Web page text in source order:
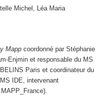
Mapp coordonné par Stéphanie
Enjmin et responsable du MS
Paris et coordinateur du
IDE, intervenant